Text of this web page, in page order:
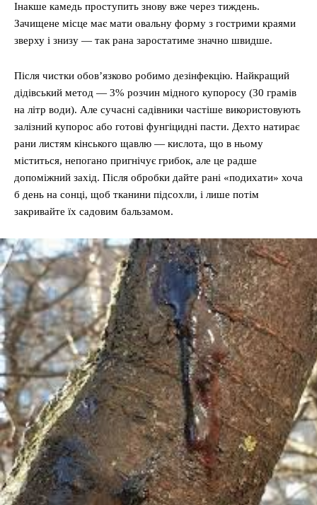
Інакше камедь проступить знову вже через тиждень.
Зачищене місце має мати овальну форму з гострими краями
зверху і знизу — так рана заростатиме значно швидше.
Після чистки обов’язково робимо дезінфекцію. Найкращий
дідівський метод — 3% розчин мідного купоросу (30 грамів
на літр води). Але сучасні садівники частіше використовують
залізний купорос або готові фунгіцидні пасти. Дехто натирає
рани листям кінського щавлю — кислота, що в ньому
міститься, непогано пригнічує грибок, але це радше
допоміжний захід. Після обробки дайте рані «подихати» хоча
б день на сонці, щоб тканини підсохли, і лише потім
закривайте їх садовим бальзамом.